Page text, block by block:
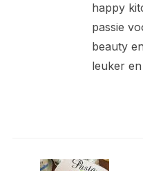
happy
passie
beauty
leuker